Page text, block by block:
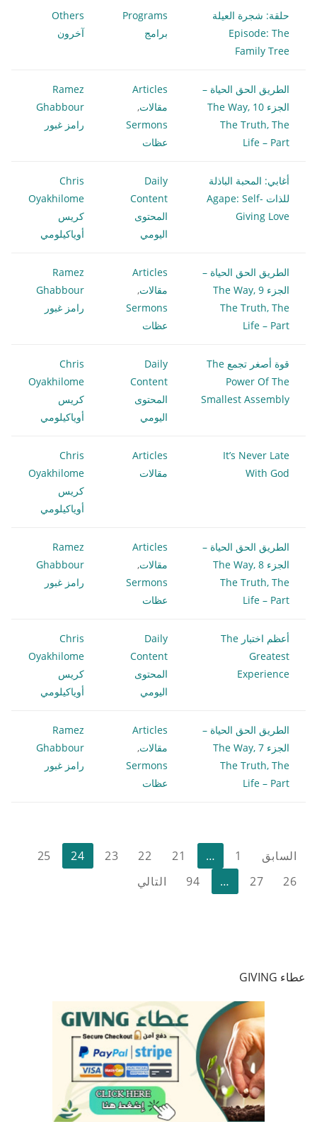
حلقة: شجرة العيلة
Episode: The
Family Tree
Programs
برامج
Others
آخرون
الطريق الحق الحياة –
الجزء 10 The Way,
The Truth, The
Life – Part
Articles
مقالات,
Sermons
عظات
Ramez
Ghabbour
رامز غبور
أغابي: المحبة الباذلة
للذات Agape: Self-
Giving Love
Daily
Content
المحتوى
اليومي
Chris
Oyakhilome
كريس
أوياكيلومي
الطريق الحق الحياة –
الجزء 9 The Way,
The Truth, The
Life – Part
Articles
مقالات,
Sermons
عظات
Ramez
Ghabbour
رامز غبور
قوة أصغر تجمع The
Power Of The
Smallest Assembly
Daily
Content
المحتوى
اليومي
Chris
Oyakhilome
كريس
أوياكيلومي
It’s Never Late
With God
Articles
مقالات
Chris
Oyakhilome
كريس
أوياكيلومي
الطريق الحق الحياة –
الجزء 8 The Way,
The Truth, The
Life – Part
Articles
مقالات,
Sermons
عظات
Ramez
Ghabbour
رامز غبور
أعظم اختبار The
Greatest
Experience
Daily
Content
المحتوى
اليومي
Chris
Oyakhilome
كريس
أوياكيلومي
الطريق الحق الحياة –
الجزء 7 The Way,
The Truth, The
Life – Part
Articles
مقالات,
Sermons
عظات
Ramez
Ghabbour
رامز غبور
تعدد
صفحات
السابق 1
…
21
22
23
24
25
26
27
…
94 التالي
عطاء GIVING